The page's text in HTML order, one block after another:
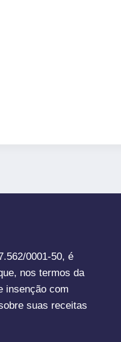
0001-50, é
nos termos da
insenção com
suas receitas